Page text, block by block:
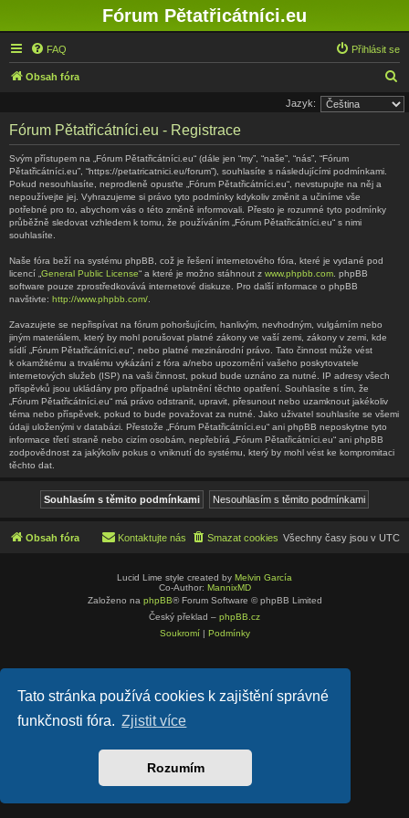
Tato stránka používá cookies k zajištění správné
funkčnosti fóra. Zjistit více
Rozumím
Fórum Pětatřicátníci.eu
FAQ Přihlásit se
Obsah fóra
l
Jazyk:
Fórum Pětatřicátníci.eu - Registrace
Svým přístupem na „Fórum Pětatřicátníci.eu“ (dále jen “my”, “naše”, “nás”, “Fórum
Pětatřicátníci.eu”, “https://petatricatnici.eu/forum”), souhlasíte s následujícími podmínkami.
Pokud nesouhlasíte, neprodleně opusťte „Fórum Pětatřicátníci.eu“, nevstupujte na něj a
nepoužívejte jej. Vyhrazujeme si právo tyto podmínky kdykoliv změnit a učiníme vše
potřebné pro to, abychom vás o této změně informovali. Přesto je rozumné tyto podmínky
průběžně sledovat vzhledem k tomu, že používáním „Fórum Pětatřicátníci.eu“ s nimi
souhlasíte.
Naše fóra beží na systému phpBB, což je řešení internetového fóra, které je vydané pod
licencí „ General Public License“ a které je možno stáhnout z www.phpbb.com . phpBB
software pouze zprostředkovává internetové diskuze. Pro další informace o phpBB
navštivte: http://www.phpbb.com/
Zavazujete se nepřispívat na fórum pohoršujícím, hanlivým, nevhodným, vulgárním nebo
jiným materiálem, který by mohl porušovat platné zákony ve vaší zemi, zákony v zemi, kde
sídlí „Fórum Pětatřicátníci.eu“, nebo platné mezinárodní právo. Tato činnost může vést
k okamžitému a trvalému vykázání z fóra a/nebo upozornění vašeho poskytovatele
internetových služeb (ISP) na vaši činnost, pokud bude uznáno za nutné. IP adresy všech
příspěvků jsou ukládány pro případné uplatnění těchto opatření. Souhlasíte s tím, že
„Fórum Pětatřicátníci.eu“ má právo odstranit, upravit, přesunout nebo uzamknout jakékoliv
téma nebo příspěvek, pokud to bude považovat za nutné. Jako uživatel souhlasíte se všemi
údaji uloženými v databázi. Přestože „Fórum Pětatřicátníci.eu“ ani phpBB neposkytne tyto
informace třetí straně nebo cizím osobám, nepřebírá „Fórum Pětatřicátníci.eu“ ani phpBB
zodpovědnost za jakýkoliv pokus o vniknutí do systému, který by mohl vést ke kompromitaci
těchto dat.
Obsah fóra Všechny časy jsou v UTC
Smazat cookies
Kontaktujte nás
Lucid Lime style created by Melvin García
Co-Author: MannixMD
Založeno na phpBB® Forum Software © phpBB Limited
Český překlad – phpBB.cz
Soukromí| Podmínky